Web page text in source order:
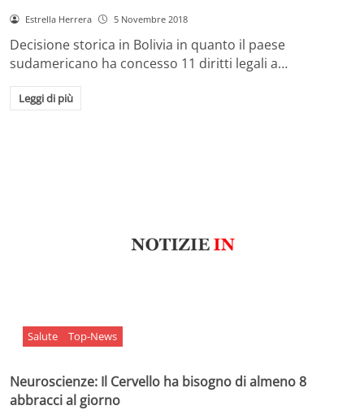
Estrella Herrera 5 Novembre 2018
Decisione storica in Bolivia in quanto il paese
sudamericano ha concesso 11 diritti legali a…
Leggi di più
Salute Top-News
Neuroscienze: Il Cervello ha bisogno di almeno 8
abbracci al giorno